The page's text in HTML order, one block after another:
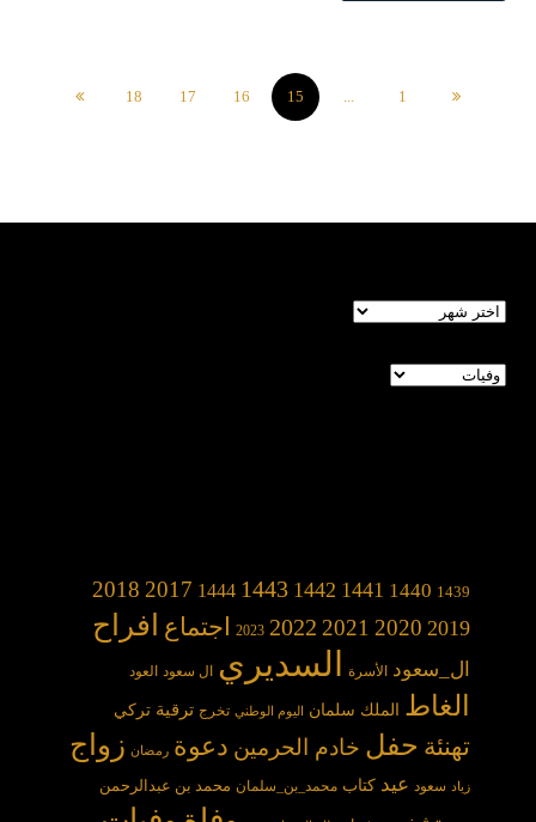
1
15
16
17
18
الأرشيف
تصنيفات
1439
1440
1441
1442
1443
1444
2017
2018
2019
2020
2021
2022
2023 اجتماع افراح
ال_سعود الأسرة السديري ال سعود العود
الغاط الملك سلمان اليوم الوطني تخرج ترقية تركي
تهنئة حفل خادم الحرمين دعوة رمضان زواج
زياد سعود عيد كتاب محمد_بن_سلمان محمد بن عبدالرحمن